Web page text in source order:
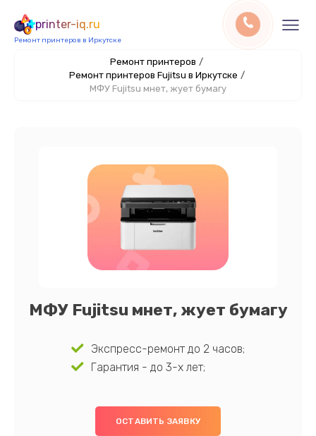
printer-iq.ru
Ремонт принтеров в Иркутске
Ремонт принтеров /
Ремонт принтеров Fujitsu в Иркутске /
МФУ Fujitsu мнет, жует бумагу
МФУ Fujitsu мнет, жует бумагу
Экспресс-ремонт до 2 часов;
Гарантия - до 3-х лет;
ОСТАВИТЬ ЗАЯВКУ